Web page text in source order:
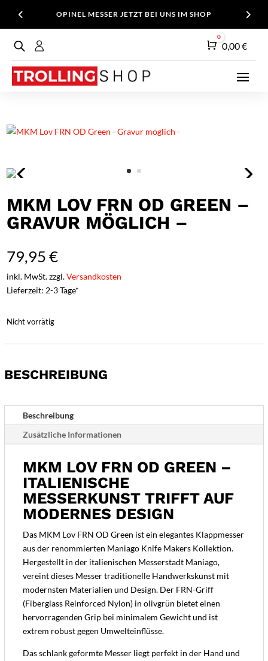
OPINEL MESSER JETZT BEI UNS IM SHOP
Warenkorb
0
0,00€
MKM LOV FRN OD GREEN –
GRAVUR MÖGLICH –
79,95€
inkl. MwSt. zzgl.Versandkosten
Lieferzeit: 2-3 Tage*
Nicht vorrätig
BESCHREIBUNG
Beschreibung
Zusätzliche Informationen
MKM LOV FRN OD GREEN –
ITALIENISCHE
MESSERKUNST TRIFFT AUF
MODERNES DESIGN
Das MKM Lov FRN OD Green ist ein elegantes Klappmesser
aus der renommierten Maniago Knife Makers Kollektion.
Hergestellt in der italienischen Messerstadt Maniago,
vereint dieses Messer traditionelle Handwerkskunst mit
modernsten Materialien und Design. Der FRN-Griff
(Fiberglass Reinforced Nylon) in olivgrün bietet einen
hervorragenden Grip bei minimalem Gewicht und ist
extrem robust gegen Umwelteinflüsse.
Das schlank geformte Messer liegt perfekt in der Hand und